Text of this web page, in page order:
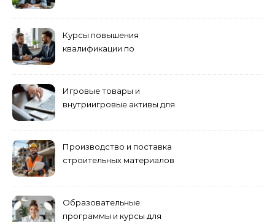
Курсы повышения
квалификации по
Игровые товары и
внутриигровые активы для
приобретения
Производство и поставка
строительных материалов
Образовательные
программы и курсы для